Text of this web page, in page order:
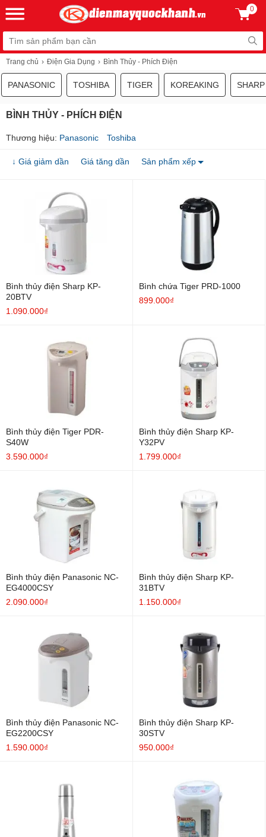
0
Trang chủ Điện Gia Dụng Bình Thủy - Phích Điện
PANASONIC TOSHIBA TIGER KOREAKING SHARP
BÌNH THỦY - PHÍCH ĐIỆN
Thương hiệu: Panasonic Toshiba
↓ Giá giảm dần Giá tăng dần Sản phẩm xếp
Bình thủy điện Sharp KP-
20BTV
1.090.000₫
Bình chứa Tiger PRD-1000
899.000₫
Bình thủy điện Tiger PDR-
S40W
3.590.000₫
Bình thủy điện Sharp KP-
Y32PV
1.799.000₫
Bình thủy điện Panasonic NC-
EG4000CSY
2.090.000₫
Bình thủy điện Sharp KP-
31BTV
1.150.000₫
Bình thủy điện Panasonic NC-
EG2200CSY
1.590.000₫
Bình thủy điện Sharp KP-
30STV
950.000₫